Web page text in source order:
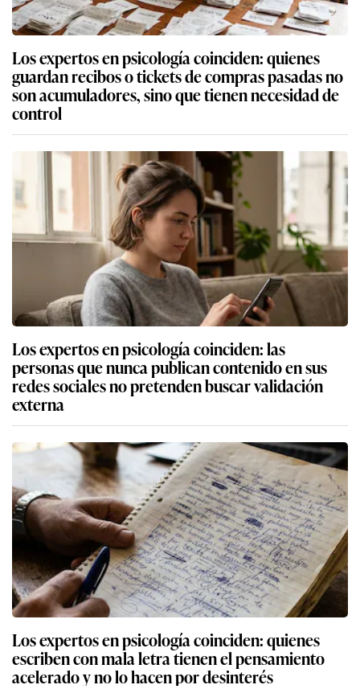
Los expertos en psicología coinciden: quienes
guardan recibos o tickets de compras pasadas no
son acumuladores, sino que tienen necesidad de
control
Los expertos en psicología coinciden: las
personas que nunca publican contenido en sus
redes sociales no pretenden buscar validación
externa
Los expertos en psicología coinciden: quienes
escriben con mala letra tienen el pensamiento
acelerado y no lo hacen por desinterés